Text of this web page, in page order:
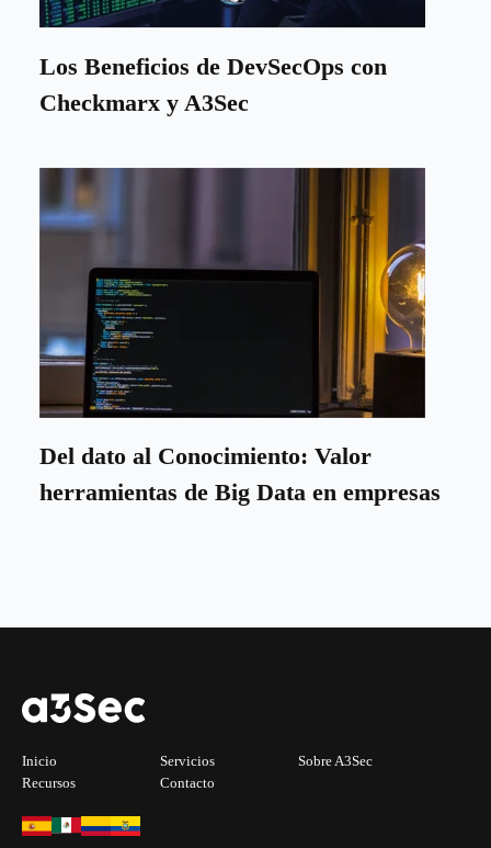
Los Beneficios de DevSecOps con
Checkmarx y A3Sec
Del dato al Conocimiento: Valor
herramientas de Big Data en empresas
Inicio Servicios
Sobre A3Sec
Recursos
Contacto